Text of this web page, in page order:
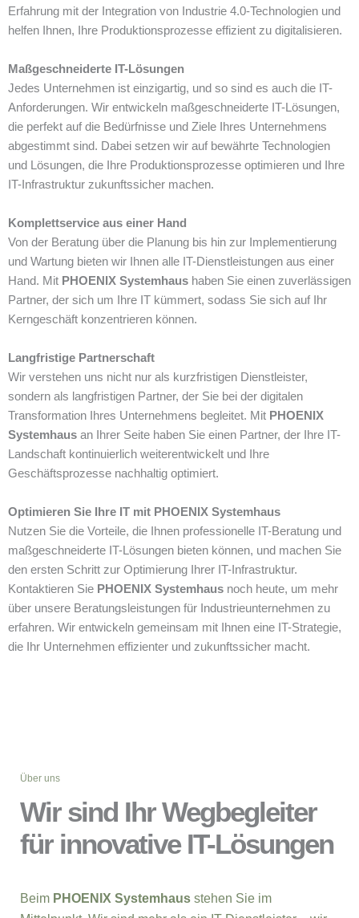
Erfahrung mit der Integration von Industrie 4.0-Technologien und
helfen Ihnen, Ihre Produktionsprozesse effizient zu digitalisieren.
Maßgeschneiderte IT-Lösungen
Jedes Unternehmen ist einzigartig, und so sind es auch die IT-
Anforderungen. Wir entwickeln maßgeschneiderte IT-Lösungen,
die perfekt auf die Bedürfnisse und Ziele Ihres Unternehmens
abgestimmt sind. Dabei setzen wir auf bewährte Technologien
und Lösungen, die Ihre Produktionsprozesse optimieren und Ihre
IT-Infrastruktur zukunftssicher machen.
Komplettservice aus einer Hand
Von der Beratung über die Planung bis hin zur Implementierung
und Wartung bieten wir Ihnen alle IT-Dienstleistungen aus einer
Hand. Mit PHOENIX Systemhaus haben Sie einen zuverlässigen
Partner, der sich um Ihre IT kümmert, sodass Sie sich auf Ihr
Kerngeschäft konzentrieren können.
Langfristige Partnerschaft
Wir verstehen uns nicht nur als kurzfristigen Dienstleister,
sondern als langfristigen Partner, der Sie bei der digitalen
Transformation Ihres Unternehmens begleitet. Mit PHOENIX
Systemhaus an Ihrer Seite haben Sie einen Partner, der Ihre IT-
Landschaft kontinuierlich weiterentwickelt und Ihre
Geschäftsprozesse nachhaltig optimiert.
Optimieren Sie Ihre IT mit PHOENIX Systemhaus
Nutzen Sie die Vorteile, die Ihnen professionelle IT-Beratung und
maßgeschneiderte IT-Lösungen bieten können, und machen Sie
den ersten Schritt zur Optimierung Ihrer IT-Infrastruktur.
Kontaktieren Sie PHOENIX Systemhaus noch heute, um mehr
über unsere Beratungsleistungen für Industrieunternehmen zu
erfahren. Wir entwickeln gemeinsam mit Ihnen eine IT-Strategie,
die Ihr Unternehmen effizienter und zukunftssicher macht.
Über uns
Wir sind Ihr Wegbegleiter
für innovative IT-Lösungen
Beim PHOENIX Systemhaus stehen Sie im